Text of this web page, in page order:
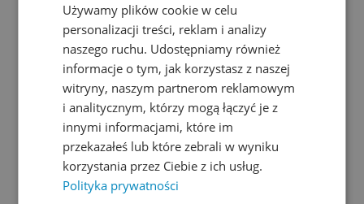
Używamy plików cookie w celu
personalizacji treści, reklam i analizy
naszego ruchu. Udostępniamy również
informacje o tym, jak korzystasz z naszej
witryny, naszym partnerom reklamowym
i analitycznym, którzy mogą łączyć je z
innymi informacjami, które im
przekazałeś lub które zebrali w wyniku
korzystania przez Ciebie z ich usług.
Polityka prywatności